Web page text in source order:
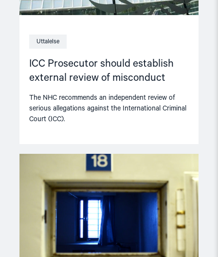
Uttalelse
ICC Prosecutor should establish
external review of misconduct
The NHC recommends an independent review of
serious allegations against the International Criminal
Court (ICC).
"Norway
should
reduce
solidary
confinement"